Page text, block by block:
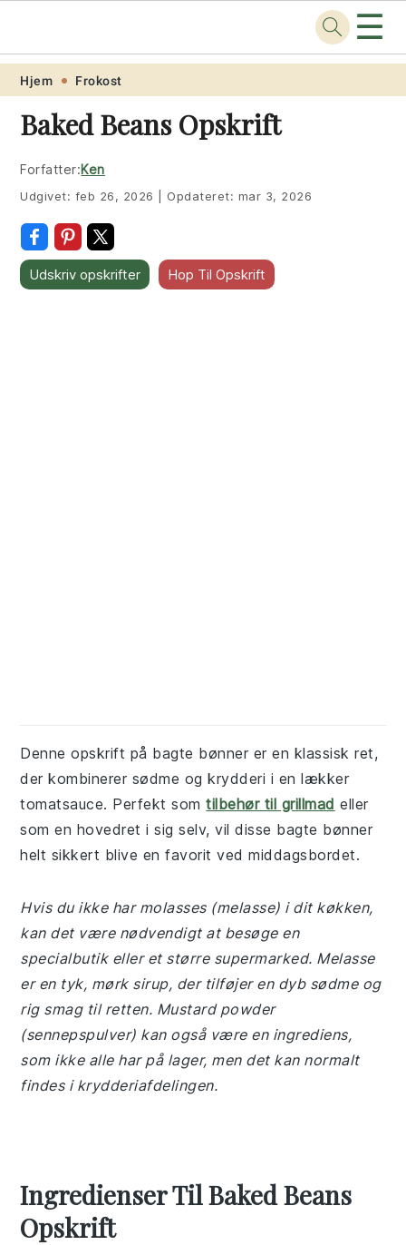
Skip
primary
navigation
Skip
main
content
Skip
primary
sidebar
Skip
footer
Opskrift.net ☰
Hjem Frokost
Baked Beans Opskrift
Forfatter:Ken
Udgivet: feb 26, 2026 Opdateret: mar 3, 2026
Udskriv opskrifter Hop Til Opskrift
Denne opskrift på bagte bønner er en klassisk ret,
der kombinerer sødme og krydderi i en lækker
tomatsauce. Perfekt somtilbehør til grillmad eller
som en hovedret i sig selv, vil disse bagte bønner
helt sikkert blive en favorit ved middagsbordet.
Hvis du ikke har molasses (melasse) i dit køkken,
kan det være nødvendigt at besøge en
specialbutik eller et større supermarked. Melasse
er en tyk, mørk sirup, der tilføjer en dyb sødme og
rig smag til retten. Mustard powder
(sennepspulver) kan også være en ingrediens,
som ikke alle har på lager, men det kan normalt
findes i krydderiafdelingen.
Ingredienser Til Baked Beans
Opskrift